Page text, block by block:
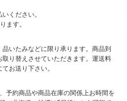
ください。
ます。
いたみなどに限り承ります。商品到
り替えさせていただきます。運送料
お送り下さい。
予約商品や商品在庫の関係上お時間を